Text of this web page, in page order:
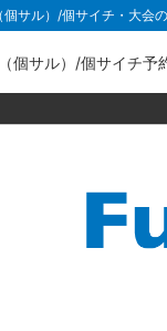
サル）/個サイチ・大会
個サル）/個サイチ予